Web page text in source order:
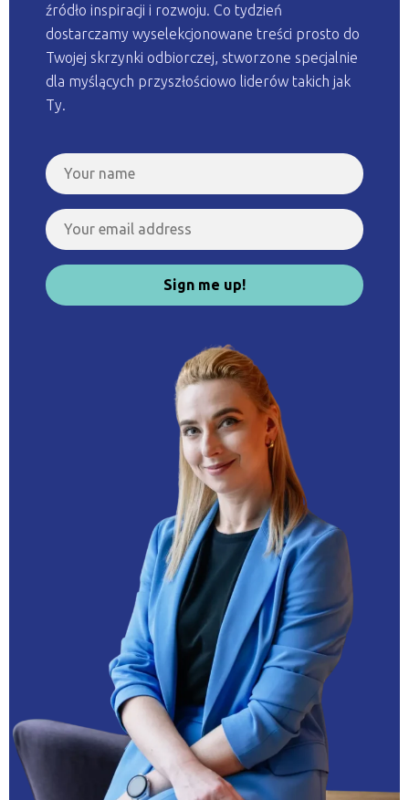
źródło inspiracji i rozwoju. Co tydzień
dostarczamy wyselekcjonowane treści prosto do
Twojej skrzynki odbiorczej, stworzone specjalnie
dla myślących przyszłościowo liderów takich jak
Ty.